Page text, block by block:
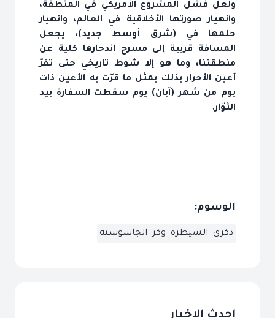
ولعل فشل المشروع الأمريكي في المنطقة،
وانهيار صورتها الأخلاقية في العالم، وانهيار
حلمها في (شرق أوسط جديد)، يجعل
المسافة قريبة إلى مسرح اندحارها كلية عن
منطقتنا، وما هو إلا شوط تاريخي حتى تقرّ
أعين الأحرار بذلك بمثل ما قرّت به الأعين ذات
يوم من شهر (آبان) يوم سقطت السفارة بيد
الثوّار.
الوسوم:
ذكرى السيطرة وكر الجاسوسية